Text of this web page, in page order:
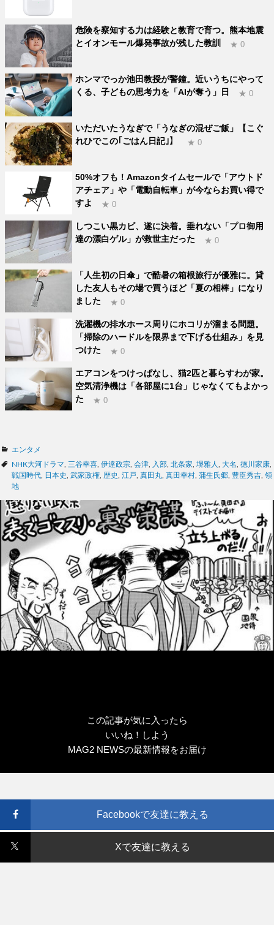
危険を察知する力は経験と教育で育つ。熊本地震
とイオンモール爆発事故が残した教訓
★ 0
ホンマでっか池田教授が警鐘。近いうちにやって
くる、子どもの思考力を「AIが奪う」日
★ 0
いただいたうなぎで「うなぎの混ぜご飯」【こぐ
れひでこの｢ごはん日記｣】
★ 0
50%オフも！Amazonタイムセールで「アウトド
アチェア」や「電動自転車」が今ならお買い得で
すよ
★ 0
しつこい黒カビ、遂に決着。垂れない「プロ御用
達の漂白ゲル」が救世主だった
★ 0
「人生初の日傘」で酷暑の箱根旅行が優雅に。貸
した友人もその場で買うほど「夏の相棒」になり
ました
★ 0
洗濯機の排水ホース周りにホコリが溜まる問題。
「掃除のハードルを限界まで下げる仕組み」を見
つけた
★ 0
エアコンをつけっぱなし、猫2匹と暮らすわが家。
空気清浄機は「各部屋に1台」じゃなくてもよかっ
た
★ 0
カ
テ
ゴ
リ
エンタメ
タ
グ
NHK大河ドラマ 三谷幸喜 伊達政宗 会津 入部 北条家 堺雅人 大名 徳川家康
戦国時代
日本史 武家政権 歴史 江戸 真田丸 真田幸村 蒲生氏郷 豊臣秀吉 領
地
この記事が気に入ったら
いいね！しよう
MAG2 NEWSの最新情報をお届け
Facebookで友達に教える
Xで友達に教える